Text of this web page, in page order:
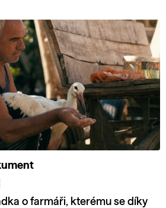
o farmáři, kterému se díky